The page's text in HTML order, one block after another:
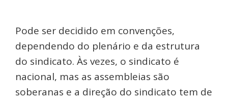
Pode ser decidido em convenções,
dependendo do plenário e da estrutura
do sindicato. Às vezes, o sindicato é
nacional, mas as assembleias são
soberanas e a direção do sindicato tem de